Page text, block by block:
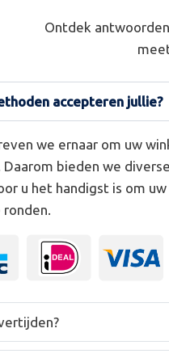
Ontdek
accepteren jullie?
we ernaar om uw
bieden we
u het handigst is om